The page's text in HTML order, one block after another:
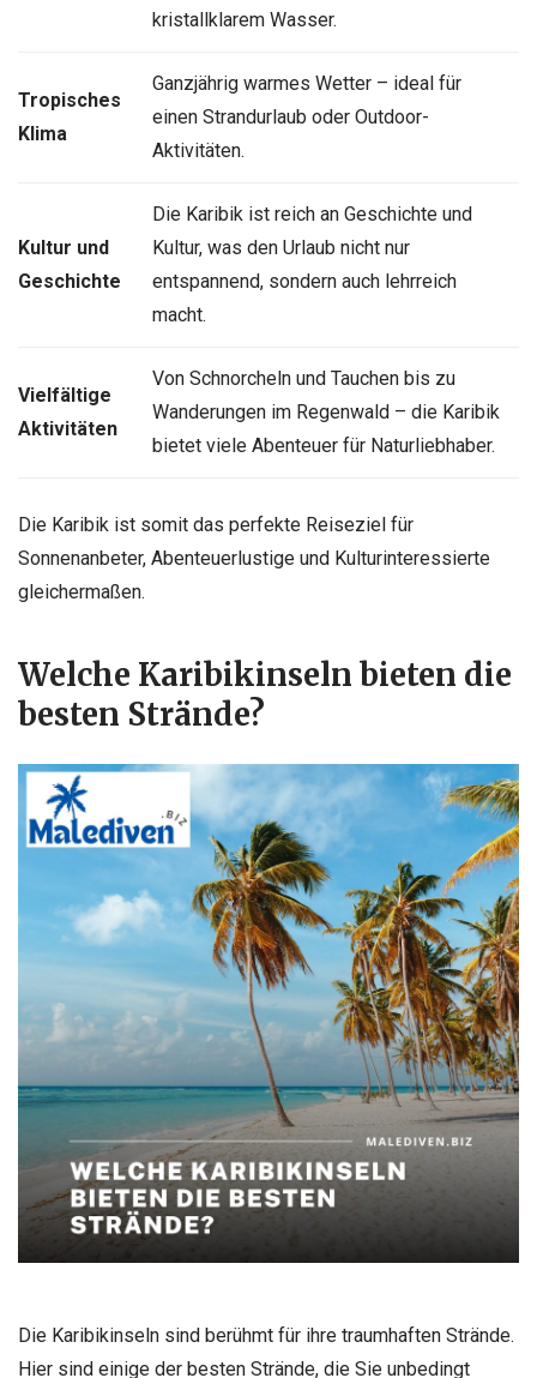
kristallklarem Wasser.
Tropisches
Klima
Ganzjährig warmes Wetter – ideal für
einen Strandurlaub oder Outdoor-
Aktivitäten.
Kultur und
Geschichte
Die Karibik ist reich an Geschichte und
Kultur, was den Urlaub nicht nur
entspannend, sondern auch lehrreich
macht.
Vielfältige
Aktivitäten
Von Schnorcheln und Tauchen bis zu
Wanderungen im Regenwald – die Karibik
bietet viele Abenteuer für Naturliebhaber.
Die Karibik ist somit das perfekte Reiseziel für
Sonnenanbeter, Abenteuerlustige und Kulturinteressierte
gleichermaßen.
Welche Karibikinseln bieten die
besten Strände?
Die Karibikinseln sind berühmt für ihre traumhaften Strände.
Hier sind einige der besten Strände, die Sie unbedingt